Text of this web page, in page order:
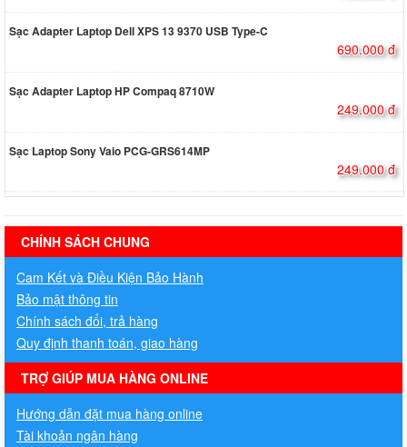
Sạc Adapter Laptop Dell XPS 13 9370 USB Type-C
690.000 đ
Sạc Adapter Laptop HP Compaq 8710W
249.000 đ
Sạc Laptop Sony Vaio PCG-GRS614MP
249.000 đ
hermes handbags outlet online
CHÍNH SÁCH CHUNG
Cam Kết và Điều Kiện Bảo Hành
Bảo mật thông tin
Chính sách đổi, trả hàng
Quy định thanh toán, giao hàng
TRỢ GIÚP MUA HÀNG ONLINE
Hướng dẫn đặt mua hàng online
Tài khoản ngân hàng